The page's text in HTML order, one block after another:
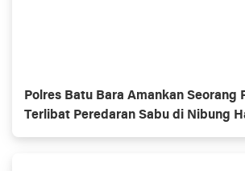
Polres Batu Bara Amankan Seorang
Terlibat Peredaran Sabu di Nibung